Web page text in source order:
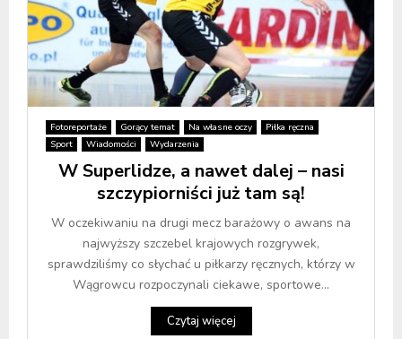
Fotoreportaże Gorący temat Na własne oczy
Piłka ręczna
Sport
Wiadomości Wydarzenia
W Superlidze, a nawet dalej – nasi
szczypiorniści już tam są!
W oczekiwaniu na drugi mecz barażowy o awans na
najwyższy szczebel krajowych rozgrywek,
sprawdziliśmy co słychać u piłkarzy ręcznych, którzy w
Wągrowcu rozpoczynali ciekawe, sportowe...
Czytaj więcej